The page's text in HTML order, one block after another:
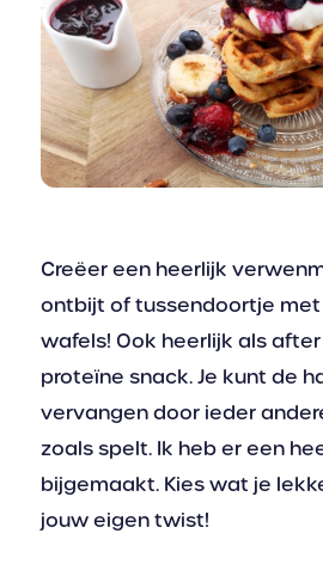
Creëer een heerlijk
ontbijt of tussendoortje
wafels! Ook heerlijk als
proteïne snack. Je kunt de
vervangen door ieder
zoals spelt. Ik heb er een
bijgemaakt. Kies wat je
jouw eigen twist!